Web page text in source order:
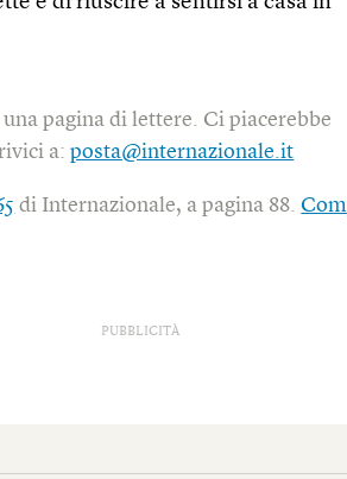
pagina di lettere. Ci piacerebbe
a:posta@internazionale.it
di Internazionale, a pagina 88.
PUBBLICITÀ